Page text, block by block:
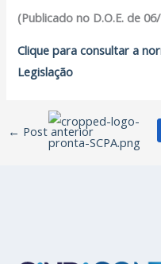
Agenda
(Publicado no D.O.E. de
Clique para consultar a
Legislação
← Post anterior